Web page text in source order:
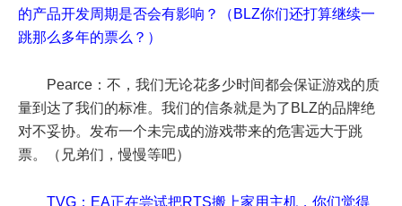
的产品开发周期是否会有影响？（BLZ你们还打算继续一
跳那么多年的票么？）
Pearce：不，我们无论花多少时间都会保证游戏的质
量到达了我们的标准。我们的信条就是为了BLZ的品牌绝
对不妥协。发布一个未完成的游戏带来的危害远大于跳
票。（兄弟们，慢慢等吧）
TVG：EA正在尝试把RTS搬上家用主机，你们觉得